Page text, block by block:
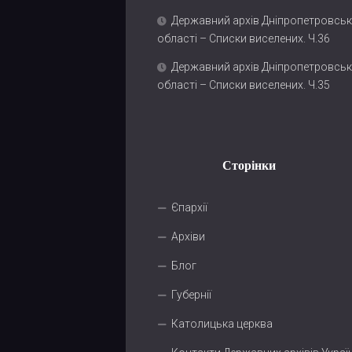
Державний архів
області – Списки виселених. Ч.36
Державний архів
області – Списки виселених. Ч.35
Сторінки
Єпархії
Архіви
Блог
Губернії
Католицька церква